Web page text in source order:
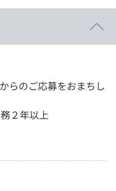
らのご応募をおまちし
２年以上